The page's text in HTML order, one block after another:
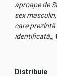
aproape de
sex
care
identificată„,
Distribuie